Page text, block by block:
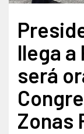
llega a
será
Zonas